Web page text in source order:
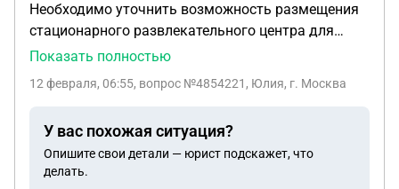
Необходимо уточнить возможность размещения
стационарного развлекательного центра для
детей и взрослых в помещении, расположенном
помещении (ниже первого этажа) здания.
запреты или ограничения на размещение
объектов развлекательного досуга на этажах
выше второго и ниже первого ? Зависят ли
Показать полностью
12 февраля, 06:55, вопрос №4854221, Юлия, г. Москва
У вас похожая ситуация?
Опишите свои детали — юрист подскажет, что
делать.